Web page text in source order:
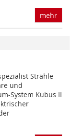
mehr
Strähle
und
System Kubus II